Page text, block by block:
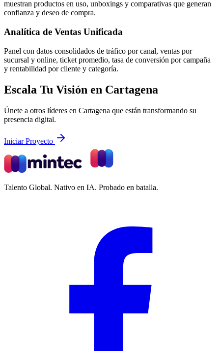
muestran productos en uso, unboxings y comparativas que generan
confianza y deseo de compra.
Analítica de Ventas Unificada
Panel con datos consolidados de tráfico por canal, ventas por
sucursal y online, ticket promedio, tasa de conversión por campaña
y rentabilidad por cliente y categoría.
Escala Tu Visión en Cartagena
Únete a otros líderes en Cartagena que están transformando su
presencia digital.
Iniciar Proyecto
Talento Global. Nativo en IA. Probado en batalla.